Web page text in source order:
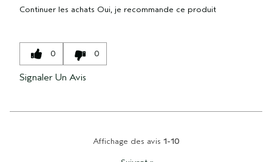
Continuer les achats Oui, je recommande ce produit
0 0
Signaler Un Avis
Affichage des avis 1-10